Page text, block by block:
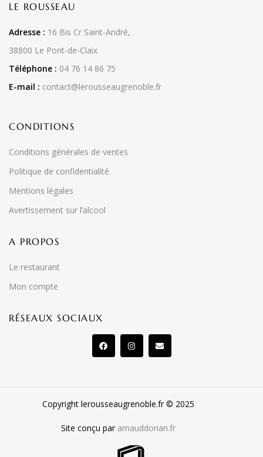
LE ROUSSEAU
Adresse : 16 Bis Cr Saint-André,
38800 Le Pont-de-Claix
Téléphone : 04 76 14 86 75
E-mail : contact@lerousseaugrenoble.fr
CONDITIONS
Conditions générales de ventes
Politique de confidentialité
Mentions légales
Avertissement sur l’alcool
A PROPOS
Le restaurant
Mon compte
RÉSEAUX SOCIAUX
Copyright lerousseaugrenoble.fr © 2025
Site conçu par arnauddorian.fr